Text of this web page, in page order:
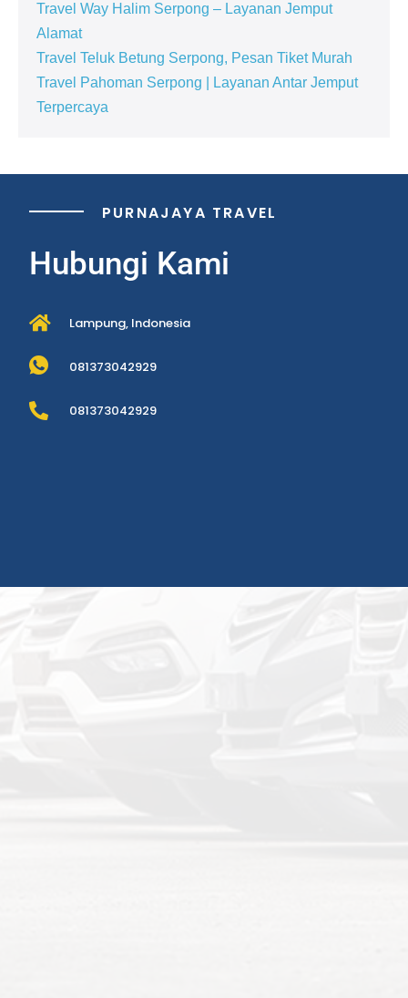
Travel Way Halim Serpong – Layanan Jemput
Alamat
Travel Teluk Betung Serpong, Pesan Tiket Murah
Travel Pahoman Serpong | Layanan Antar Jemput
Terpercaya
PURNAJAYA TRAVEL
Hubungi Kami
Lampung, Indonesia
081373042929
081373042929